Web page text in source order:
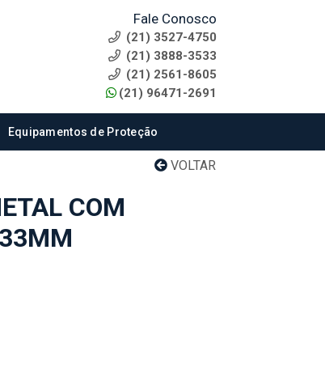
Fale Conosco
(21) 3527-4750
(21) 3888-3533
(21) 2561-8605
(21) 96471-2691
Equipamentos de Proteção
VOLTAR
COM